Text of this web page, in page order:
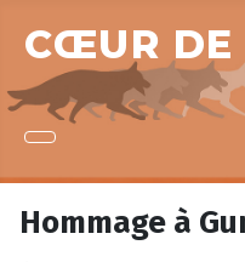
CŒUR DE
Hommage à